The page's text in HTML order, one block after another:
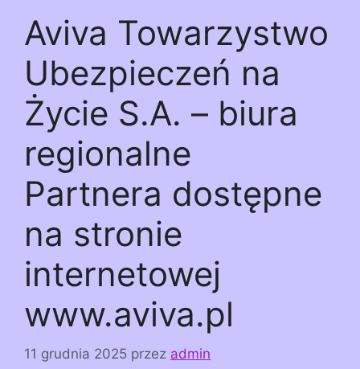
Aviva Towarzystwo
Ubezpieczeń na
Życie S.A. – biura
regionalne
Partnera dostępne
na stronie
internetowej
www.aviva.pl
11 grudnia 2025 przez admin